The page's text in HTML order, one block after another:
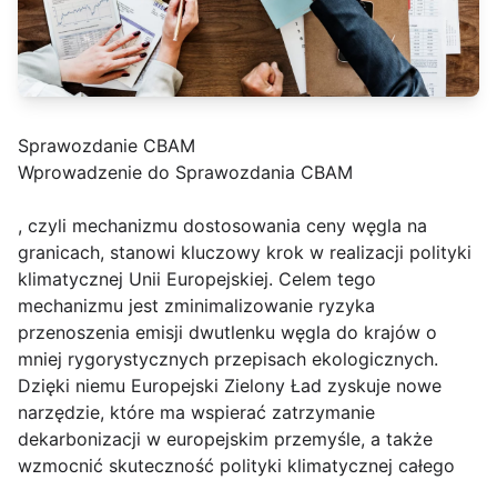
Sprawozdanie CBAM
Wprowadzenie do Sprawozdania CBAM
, czyli mechanizmu dostosowania ceny węgla na
granicach, stanowi kluczowy krok w realizacji polityki
klimatycznej Unii Europejskiej. Celem tego
mechanizmu jest zminimalizowanie ryzyka
przenoszenia emisji dwutlenku węgla do krajów o
mniej rygorystycznych przepisach ekologicznych.
Dzięki niemu Europejski Zielony Ład zyskuje nowe
narzędzie, które ma wspierać zatrzymanie
dekarbonizacji w europejskim przemyśle, a także
wzmocnić skuteczność polityki klimatycznej całego